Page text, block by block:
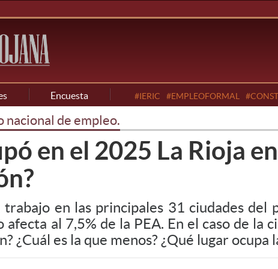
Encuesta #IERIC #EMPLEOFORMAL
nacional de empleo.
en el 2025 La Rioja
en las principales 31 ciudades
al 7,5% de la PEA. En el caso de la
¿Cuál es la que menos? ¿Qué lugar ocupa